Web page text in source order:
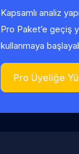
Kapsamlı analiz
Pro Paket’e geçiş
kullanmaya
Pro Üyeliğe